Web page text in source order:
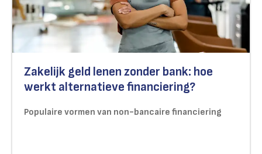
Zakelijk geld lenen zonder bank: hoe
werkt alternatieve financiering?
Populaire vormen van non-bancaire financiering